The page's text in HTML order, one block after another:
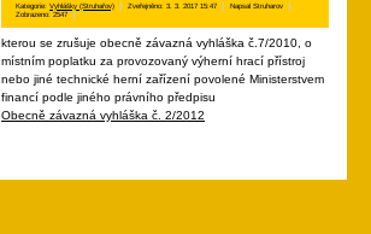
Kategorie:Vyhlášky (Struhařov) Zveřejněno: 3. 3. 2017 15:47
Napsal Struharov
Zobrazeno: 2547
kterou se zrušuje obecně závazná vyhláška č.7/2010, o
místním poplatku za provozovaný výherní hrací přístroj
nebo jiné technické herní zařízení povolené Ministerstvem
financí podle jiného právního předpisu
Obecně závazná vyhláška č. 2/2012